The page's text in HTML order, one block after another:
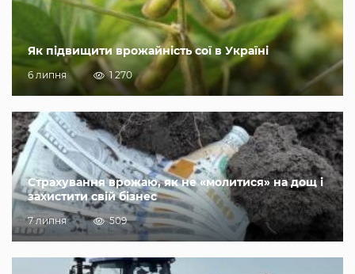
Як підвищити врожайність сої в Україні
6 липня 1 270
Страхування врожаю, як не «молитися» на дощ і
захистити свій бізнес
7 липня 509